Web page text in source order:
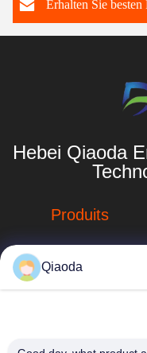
Erhalten Sie besten
Hebei Qiaoda
Produits
Systeme zur
Sammlung von
Qiaoda